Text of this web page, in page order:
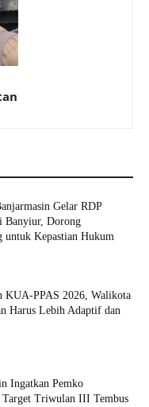
Gelar RDP
Banyiur, Dorong
untuk Kepastian Hukum
KUA-PPAS 2026, Walikota
Harus Lebih Adaptif dan
Ingatkan Pemko
Triwulan III Tembus